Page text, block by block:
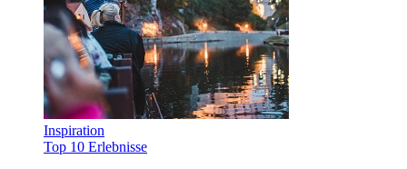
Inspiration
Top 10 Erlebnisse